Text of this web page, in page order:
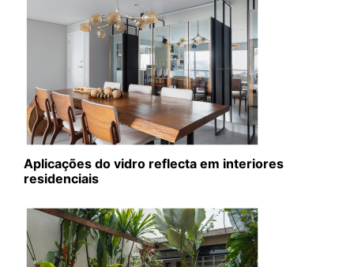
Aplicações do vidro reflecta em interiores
residenciais